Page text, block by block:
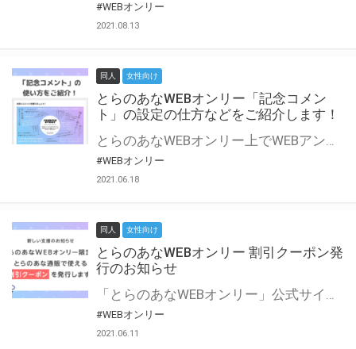
#WEBオンリー
2021.08.13
同人 女性向け
とらのあなWEBオンリー「記念コメン
ト」の設定の仕方などをご紹介します！
とらのあなWEBオンリー上でWEBアンソロジーが作成できる「記念コメント」について、その使い方や作成手順を解説します！ 支援タイプを「サークル参加型」「サークル参加型・マルシェ(イベント会場)機能付き」でお申し込みいただいている主催者様はぜひご活用ください♪ とらのあなWEBオンリーサイトはこちら
#WEBオンリー
2021.06.18
同人 女性向け
とらのあなWEBオンリー 割引クーポン発
行のお知らせ
「とらのあなWEBオンリー」公式サイトでとらのあな通販の「割引クーポン」を配布中！ イベントごとに開催当日限定で使える割引クーポンのシリアルコードを発行します。 とらのあなWEBオンリーのページをチェックして、イベント当日にお得にお買い物を楽しみましょう♪ ※本キャンペーンは予告なく終了する場合がございます。 とらのあなWEBオンリーサイトはこちら
#WEBオンリー
2021.06.11